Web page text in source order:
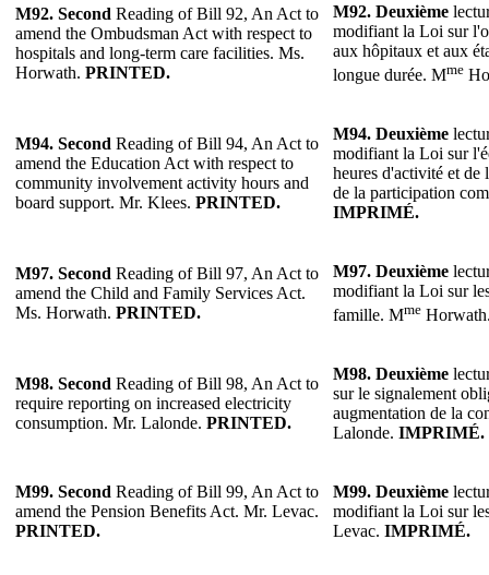
M92. Second Reading of Bill 92, An Act to
amend the Ombudsman Act with respect to
hospitals and long-term care facilities. Ms.
Horwath. PRINTED.
M92. Deuxième
modifiant la Loi sur
aux hôpitaux et aux
longue durée. Mme
M94. Second Reading of Bill 94, An Act to
amend the Education Act with respect to
community involvement activity hours and
board support. Mr. Klees. PRINTED.
M94. Deuxième
modifiant la Loi sur
heures d'activité et de
de la participation
IMPRIMÉ.
M97. Second Reading of Bill 97, An Act to
amend the Child and Family Services Act.
Ms. Horwath. PRINTED.
M97. Deuxième
modifiant la Loi sur
famille. Mme
M98. Second Reading of Bill 98, An Act to
require reporting on increased electricity
consumption. Mr. Lalonde. PRINTED.
M98. Deuxième
sur le signalement
augmentation de la
Lalonde. IMPRIMÉ.
M99. Second Reading of Bill 99, An Act to
amend the Pension Benefits Act. Mr. Levac.
PRINTED.
M99. Deuxième
modifiant la Loi sur
Levac. IMPRIMÉ.